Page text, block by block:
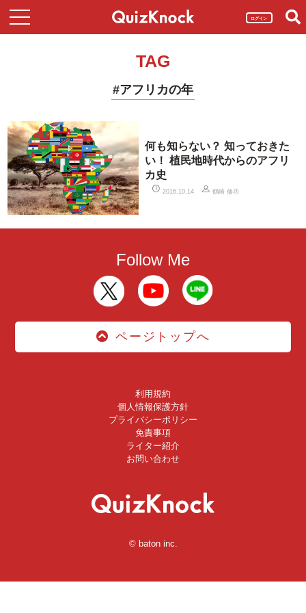
ログイン
TAG
#アフリカの年
何も知らない？ 知っておきた
い！ 植民地時代からのアフリ
カ史
2016.10.14 鶴崎 修功
Follow Me
ページトップへ
利用規約
個人情報保護方針
プライバシーポリシー
免責事項
ライター紹介
お問い合わせ
© baton inc.